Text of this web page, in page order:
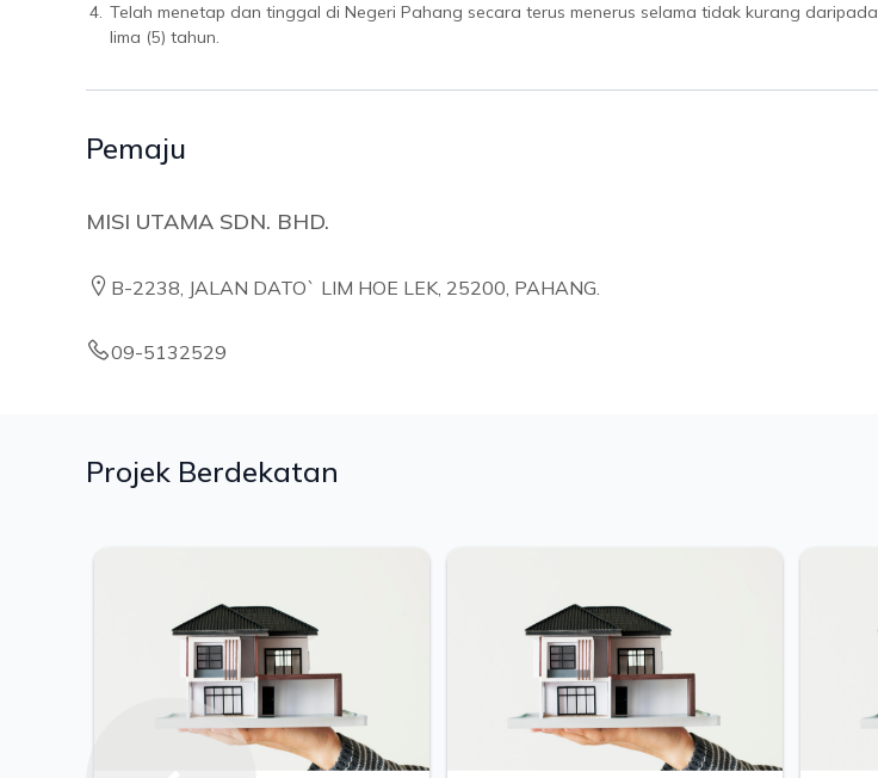
4. Telah menetap dan tinggal di Negeri Pahang secara terus menerus selama tidak kurang daripada
lima (5) tahun.
Pemaju
MISI UTAMA SDN. BHD.
B-2238, JALAN DATO` LIM HOE LEK, 25200, PAHANG.
09-5132529
Projek Berdekatan